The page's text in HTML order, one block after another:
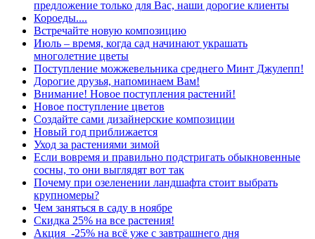
предложение только для Вас, наши дорогие клиенты
Короеды....
Встречайте новую композицию
Июль – время, когда сад начинают украшать
многолетние цветы
Поступление можжевельника среднего Минт Джулепп!
Дорогие друзья, напоминаем Вам!
Внимание! Новое поступления растений!
Новое поступление цветов
Создайте сами дизайнерские композиции
Новый год приближается
Уход за растениями зимой
Если вовремя и правильно подстригать обыкновенные
сосны, то они выглядят вот так
Почему при озеленении ландшафта стоит выбрать
крупномеры?
Чем заняться в саду в ноябре
Скидка 25% на все растения!
Акция -25% на всё уже с завтрашнего дня